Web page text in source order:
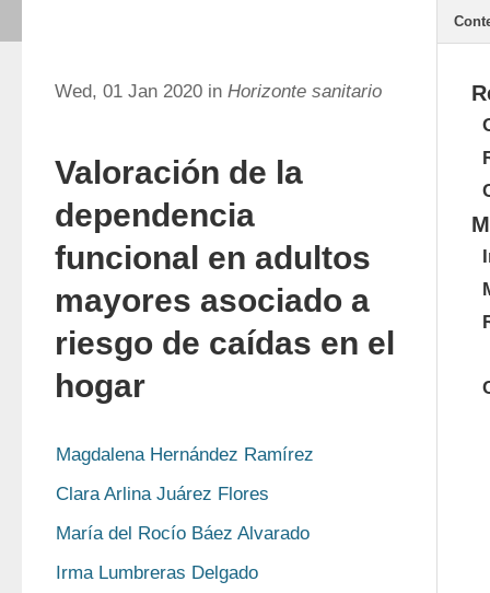
Wed, 01 Jan 2020 in Horizonte sanitario
Valoración de la
dependencia
funcional en adultos
mayores asociado a
riesgo de caídas en el
hogar
Magdalena Hernández Ramírez
Clara Arlina Juárez Flores
María del Rocío Báez Alvarado
Irma Lumbreras Delgado